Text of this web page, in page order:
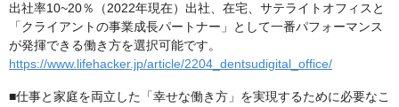
出社率10~20％（2022年現在）出社、在宅、サテライトオフィスと
「クライアントの事業成長パートナー」として一番パフォーマンス
が発揮できる働き方を選択可能です。
https://www.lifehacker.jp/article/2204_dentsudigital_office/
■仕事と家庭を両立した「幸せな働き方」を実現するために必要なこ